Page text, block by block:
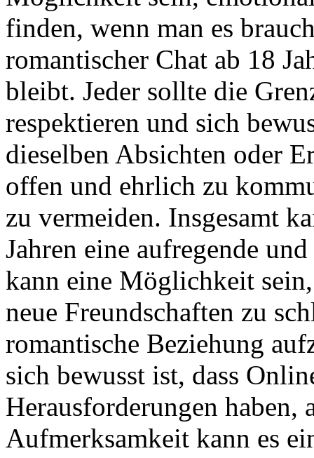
finden, wenn man es
romantischer Chat ab 18
bleibt. Jeder sollte die
respektieren und sich
dieselben Absichten oder
offen und ehrlich zu
zu vermeiden. Insgesamt
Jahren eine aufregende
kann eine Möglichkeit
neue Freundschaften zu
romantische Beziehung
sich bewusst ist, dass
Herausforderungen haben,
Aufmerksamkeit kann es